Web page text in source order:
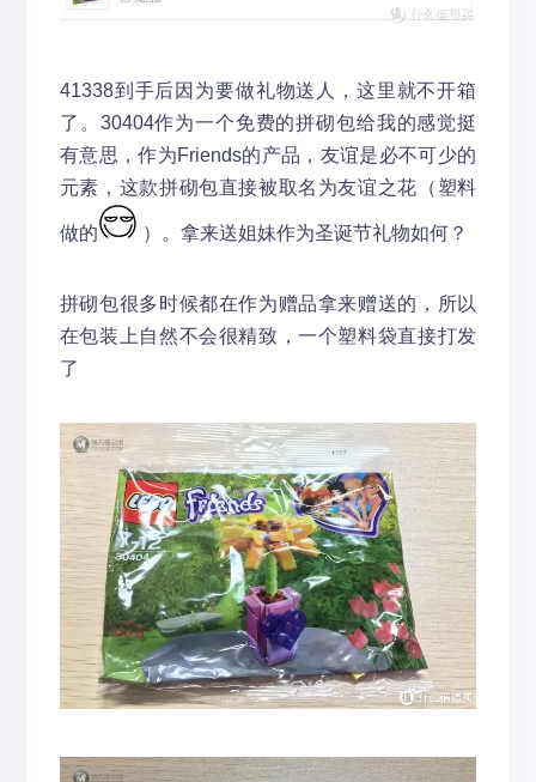
41338到手后因为要做礼物送人，这里就不开箱
了。30404作为一个免费的拼砌包给我的感觉挺
有意思，作为Friends的产品，友谊是必不可少的
元素，这款拼砌包直接被取名为友谊之花（塑料
做的 ）。拿来送姐妹作为圣诞节礼物如何？
拼砌包很多时候都在作为赠品拿来赠送的，所以
在包装上自然不会很精致，一个塑料袋直接打发
了